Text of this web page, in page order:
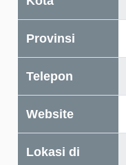
Provinsi
Telepon
Website
Lokasi di